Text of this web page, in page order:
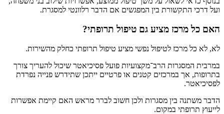
ועל דרכי התקשורת בין המפגשים אם הדבר רלוונטי למסגרת.
האם כל מרכז מציע גם טיפול תרופתי?
לא, לא כל מרכז לטיפול נפשי מציע טיפול תרופתי כחלק מהשירות.
במרבית המסגרות הרב־מקצועיות פועל פסיכיאטר שיכול להעריך צורך
בתרופות, אך במרכזים קטנים או פרטיים ייתכן שתידרש פנייה נפרדת
לפסיכיאטר.
הדבר משתנה בין מסגרות ולכן חשוב לברר מראש האם קיימת אפשרות
לייעוץ תרופתי במקום.